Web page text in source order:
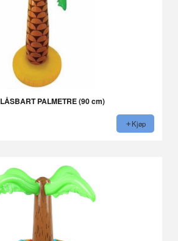
PALMETRE (90 cm)
Kjøp